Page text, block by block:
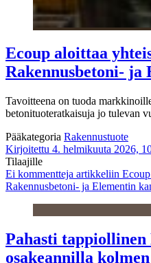
Ecoup aloittaa
Rakennusbetoni- ja
Tavoitteena on tuoda
betonituoteratkaisuja jo tulevan
Pääkategoria Rakennustuote
Kirjoitettu 4. helmikuuta 2026,
Tilaajille
Ei kommentteja artikkeliin
Rakennusbetoni- ja Elementin
Pahasti tappiollinen
osakeannilla